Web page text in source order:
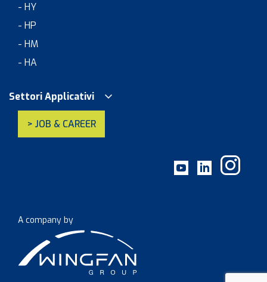
- HY
- HP
- HM
- HA
Settori Applicativi
> JOB & CAREER
A company by